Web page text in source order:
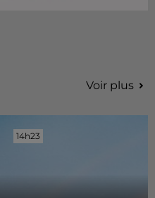
Voir plus
14h23
14h23